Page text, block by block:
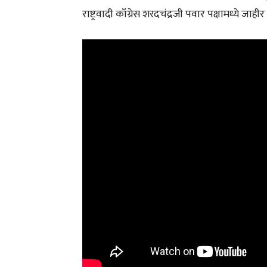
राष्ट्रवादी काँग्रेस शरदचंद्रजी पवार पक्षामध्ये